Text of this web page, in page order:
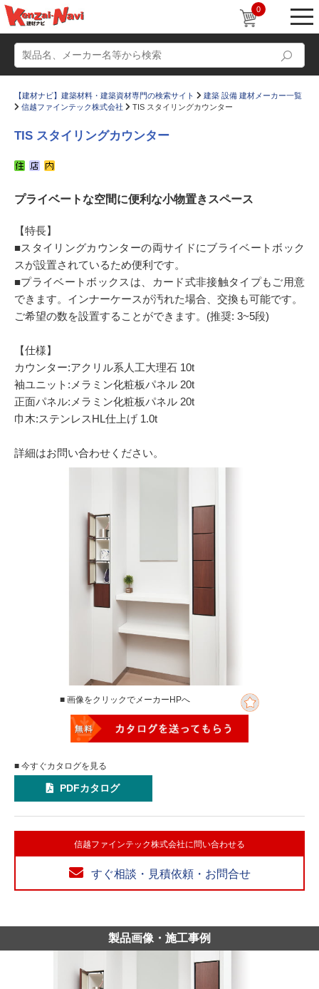
0
かたなび コラム
すまいリング
Q＆A 販売・施工代理店募集
お気に入り
【建材ナビ】建築材料・建築資材専門の検索サイト
建築 設備 建材メーカー一覧
信越ファインテック株式会社
TIS スタイリングカウンター
TIS スタイリングカウンター
プライベートな空間に便利な小物置きスペース
【特長】
■スタイリングカウンターの両サイドにブライベートボック
スが設置されているため便利です。
■プライベートボックスは、カード式非接触タイプもご用意
できます。インナーケースが汚れた場合、交換も可能です。
ご希望の数を設置することができます。(推奨: 3~5段)
【仕様】
カウンター:アクリル系人工大理石 10t
袖ユニット:メラミン化粧板パネル 20t
正面パネル:メラミン化粧板パネル 20t
巾木:ステンレスHL仕上げ 1.0t
詳細はお問い合わせください。
■ 画像をクリックでメーカーHPへ
■ 今すぐカタログを見る
PDFカタログ
信越ファインテック株式会社に問い合わせる
すぐ相談・見積依頼・お問合せ
製品画像・施工事例